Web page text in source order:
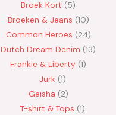
Broek Kort
5
Broeken & Jeans 10
Common Heroes 24
Dutch Dream Denim 13
Frankie & Liberty 1
Jurk 1
Geisha 2
T-shirt & Tops 1